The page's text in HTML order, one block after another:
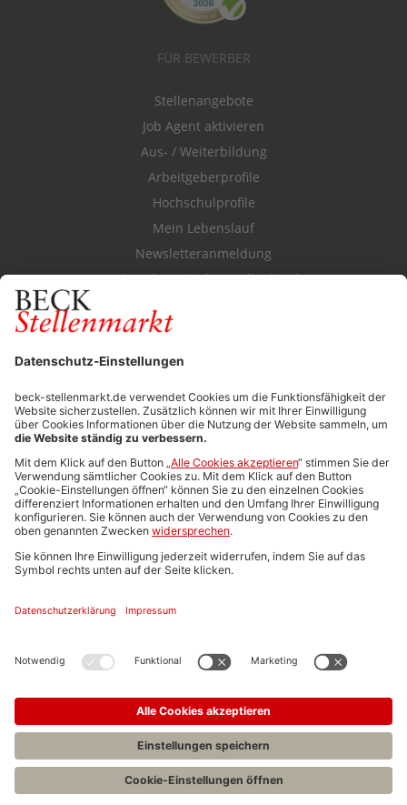
FÜR BEWERBER
Stellenangebote
Job Agent aktivieren
Aus- / Weiterbildung
Arbeitgeberprofile
Hochschulprofile
Mein Lebenslauf
Newsletteranmeldung
Durchsuchen Sie den Stellenkatalog
FÜR ARBEITGEBER
Stellenmarktpreise
Anzeigen-AGB
Media-Daten
Newsletteranmeldung
Produktübersicht
ALLGEMEIN
FAQs
Impressum
Stellenangebote C.H.BECK
Entwickelt durchJobiqo